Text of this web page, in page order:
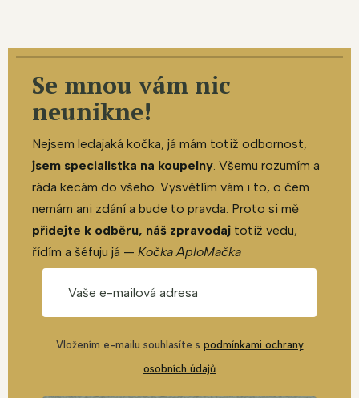
Se mnou vám nic
neunikne!
Nejsem ledajaká kočka, já mám totiž odbornost,
jsem specialistka na koupelny. Všemu rozumím a
ráda kecám do všeho. Vysvětlím vám i to, o čem
nemám ani zdání a bude to pravda. Proto si mě
přidejte k odběru, náš zpravodaj totiž vedu,
řídím a šéfuju já — Kočka AploMačka
Vložením e-mailu souhlasíte s podmínkami ochrany
osobních údajů